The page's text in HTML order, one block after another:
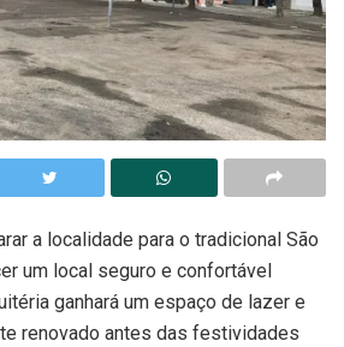
a localidade para o tradicional São
um local seguro e confortável
ganhará um espaço de lazer e
renovado antes das festividades